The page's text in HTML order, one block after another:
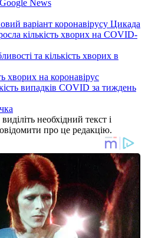
News
варіант коронавірусу Цикада
кількість хворих на COVID-
та кількість хворих в
хворих на коронавірус
випадків COVID за тиждень
необхідний текст і
про це редакцію.